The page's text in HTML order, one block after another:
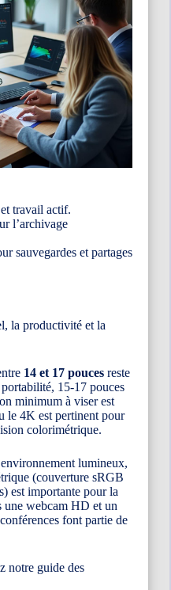
travail actif.
l’archivage
sauvegardes et partages
la productivité et la
14 et 17 pouces reste
15-17 pouces
minimum à viser est
le 4K est pertinent pour
colorimétrique.
lumineux,
(couverture sRGB
est importante pour la
une webcam HD et un
font partie de
notre guide des